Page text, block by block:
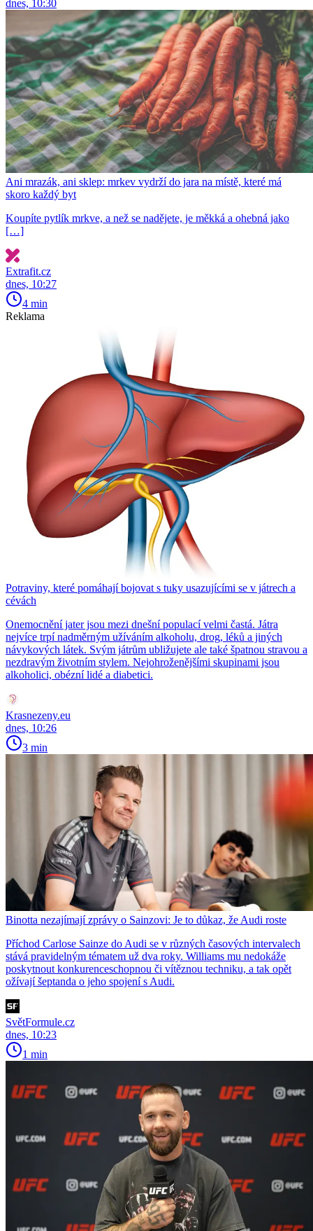
dnes, 10:30
Ani mrazák, ani sklep: mrkev vydrží do jara na místě, které má
skoro každý byt
Koupíte pytlík mrkve, a než se nadějete, je měkká a ohebná jako
[…]
Extrafit.cz
dnes, 10:27
4 min
Reklama
Potraviny, které pomáhají bojovat s tuky usazujícími se v játrech a
cévách
Onemocnění jater jsou mezi dnešní populací velmi častá. Játra
nejvíce trpí nadměrným užíváním alkoholu, drog, léků a jiných
návykových látek. Svým játrům ubližujete ale také špatnou stravou a
nezdravým životním stylem. Nejohroženějšími skupinami jsou
alkoholici, obézní lidé a diabetici.
Krasnezeny.eu
dnes, 10:26
3 min
Binotta nezajímají zprávy o Sainzovi: Je to důkaz, že Audi roste
Příchod Carlose Sainze do Audi se v různých časových intervalech
stává pravidelným tématem už dva roky. Williams mu nedokáže
poskytnout konkurenceschopnou či vítěznou techniku, a tak opět
ožívají šeptanda o jeho spojení s Audi.
SvětFormule.cz
dnes, 10:23
1 min